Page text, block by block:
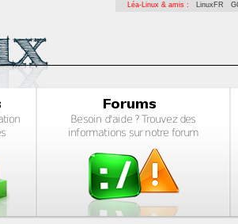
Léa-Linux & amis : LinuxFR